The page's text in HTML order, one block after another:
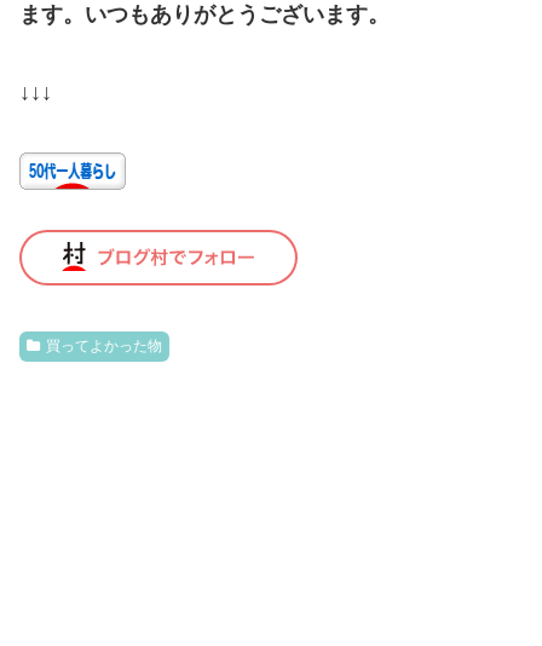
ます。いつもありがとうございます。
↓↓↓
買ってよかった物